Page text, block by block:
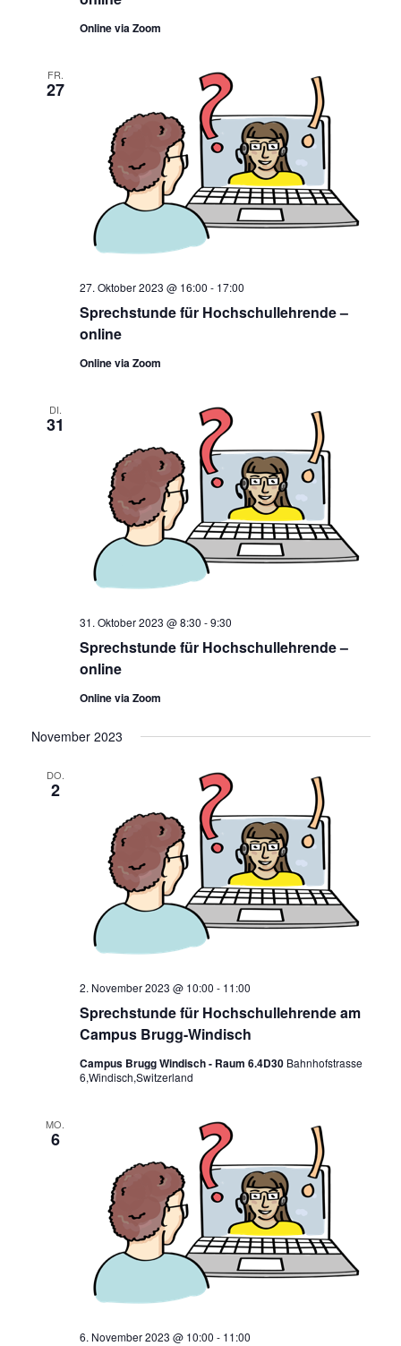
Online via Zoom
FR.
27
Sprechstunde für Hochschullehrende –
online
27. Oktober 2023 @ 16:00 - 17:00
Online via Zoom
DI.
31
Sprechstunde für Hochschullehrende –
online
31. Oktober 2023 @ 8:30 -9:30
Online via Zoom
November 2023
DO.
2
Sprechstunde für Hochschullehrende am
Campus Brugg-Windisch
2. November 2023 @ 10:00 - 11:00
Campus Brugg Windisch - Raum 6.4D30 Bahnhofstrasse
6,Windisch,Switzerland
MO.
6
6. November 2023 @ 10:00 - 11:00